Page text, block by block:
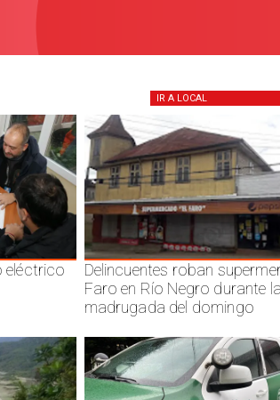
IR A LOCAL
eléctrico
Delincuentes roban
Faro en Río Negro durante la
madrugada del domingo